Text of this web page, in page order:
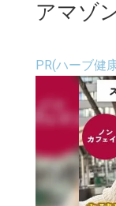
アマゾ
PR(ハーブ健